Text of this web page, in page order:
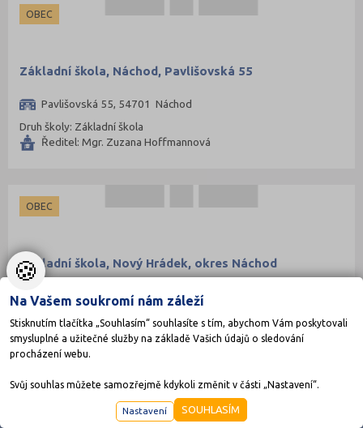
OBEC
Základní škola, Náchod, Pavlišovská 55
Pavlišovská 55, 54701 Náchod
Druh školy: Základní škola
Ředitel: Mgr. Zuzana Hoffmannová
OBEC
Základní škola, Nový Hrádek, okres Náchod
Náchodská 288, 54922 Nový Hrádek
Druh školy: Základní škola
Ředitel: Mgr. Lenka Dudášková
🍪
Na Vašem soukromí nám záleží
Stisknutím tlačítka „Souhlasím“ souhlasíte s tím, abychom Vám poskytovali
smysluplné a užitečné služby na základě Vašich údajů o sledování
procházení webu.
Svůj souhlas můžete samozřejmě kdykoli změnit v části „Nastavení“.
Nastavení SOUHLASÍM